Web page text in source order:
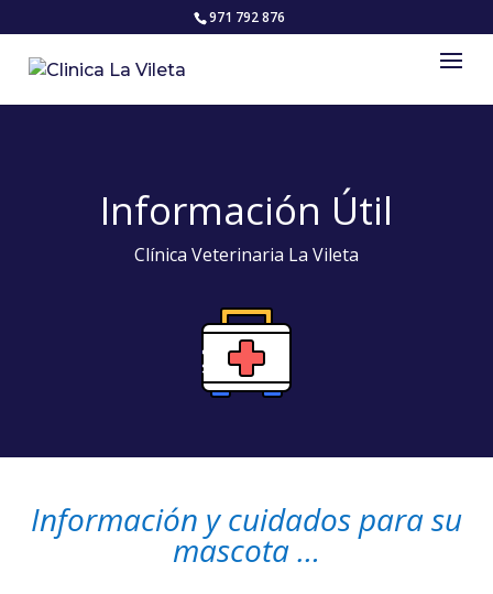
971 792 876
Información Útil
Clínica Veterinaria La Vileta
Información y cuidados para su
mascota …